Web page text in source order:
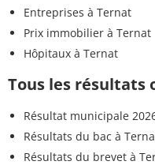
Entreprises à Ternat
Prix immobilier à Ternat
Hôpitaux à Ternat
Tous les résultats
Résultat municipale
Résultats du bac à
Résultats du brevet à